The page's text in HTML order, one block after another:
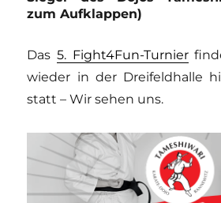
zum Aufklappen)
Das5. Fight4Fun-Turnier
wieder in der Dreifeldhalle
statt – Wir sehen uns.